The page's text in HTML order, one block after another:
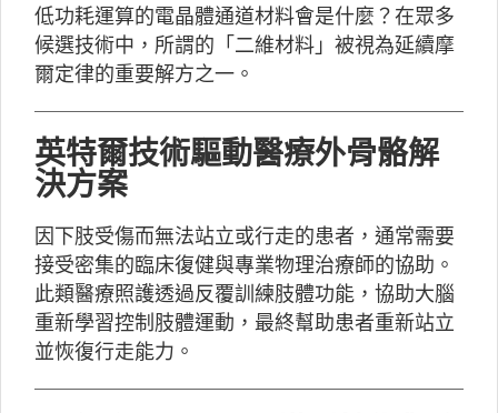
低功耗運算的電晶體通道材料會是什麼？在眾多
候選技術中，所謂的「二維材料」被視為延續摩
爾定律的重要解方之一。
英特爾技術驅動醫療外骨骼解
決方案
因下肢受傷而無法站立或行走的患者，通常需要
接受密集的臨床復健與專業物理治療師的協助。
此類醫療照護透過反覆訓練肢體功能，協助大腦
重新學習控制肢體運動，最終幫助患者重新站立
並恢復行走能力。